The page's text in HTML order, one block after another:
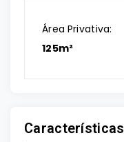
Área Privativa:
125m²
Características